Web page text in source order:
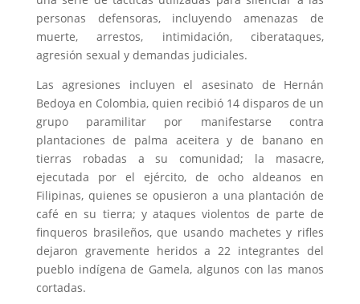
personas defensoras, incluyendo amenazas de
muerte, arrestos, intimidación, ciberataques,
agresión sexual y demandas judiciales.
Las agresiones incluyen el asesinato de Hernán
Bedoya en Colombia, quien recibió 14 disparos de un
grupo paramilitar por manifestarse contra
plantaciones de palma aceitera y de banano en
tierras robadas a su comunidad; la masacre,
ejecutada por el ejército, de ocho aldeanos en
Filipinas, quienes se opusieron a una plantación de
café en su tierra; y ataques violentos de parte de
finqueros brasileños, que usando machetes y rifles
dejaron gravemente heridos a 22 integrantes del
pueblo indígena de Gamela, algunos con las manos
cortadas.